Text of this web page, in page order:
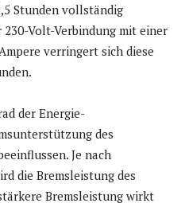
Stunden vollständig
Volt-Verbindung mit einer
verringert sich diese
der Energie-
des
Je nach
die Bremsleistung des
Bremsleistung wirkt